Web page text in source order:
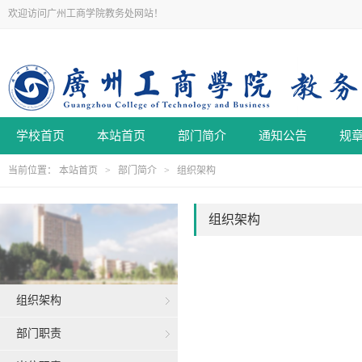
欢迎访问广州工商学院教务处网站！
学校首页 本站首页 部门简介 通知公告 规
当前位置： 本站首页 > 部门简介 > 组织架构
组织架构
部门职责
组织架构